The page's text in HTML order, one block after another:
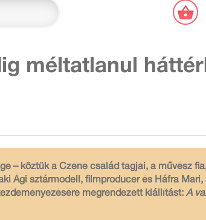
méltatlanul
– köztük a Czene család tagjai, a művész
Ági sztármodell, filmproducer és Háfra Mari,
megrendezett kiállítást: A